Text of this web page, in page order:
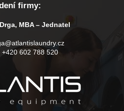
firmy:
MBA – Jednatel
+420 602 788 520